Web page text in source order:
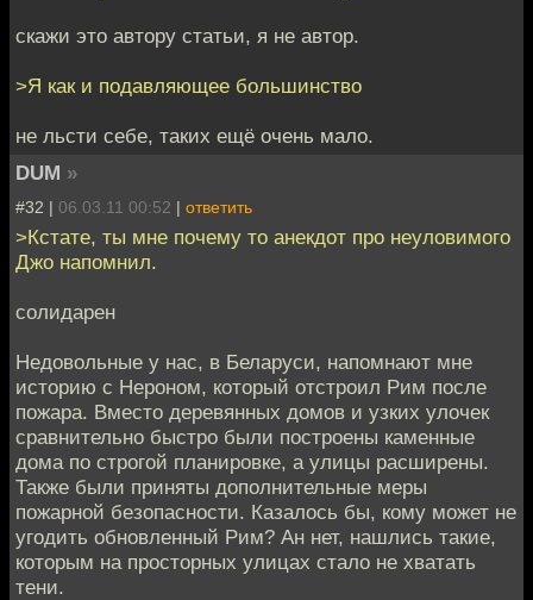
скажи это автору статьи, я не автор.
>Я как и подавляющее большинство
не льсти себе, таких ещё очень мало.
DUM »
#32 | 06.03.11 00:52 | ответить
>Кстате, ты мне почему то анекдот про неуловимого
Джо напомнил.
солидарен
Недовольные у нас, в Беларуси, напомнают мне
историю с Нероном, который отстроил Рим после
пожара. Вместо деревянных домов и узких улочек
сравнительно быстро были построены каменные
дома по строгой планировке, а улицы расширены.
Также были приняты дополнительные меры
пожарной безопасности. Казалось бы, кому может не
угодить обновленный Рим? Ан нет, нашлись такие,
которым на просторных улицах стало не хватать
тени.